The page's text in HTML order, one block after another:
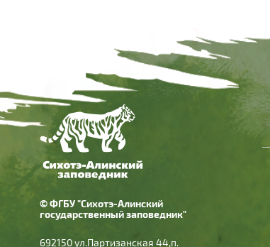
© ФГБУ "Сихотэ-Алинский
государственный заповедник"
692150 ул.Партизанская 44,п.